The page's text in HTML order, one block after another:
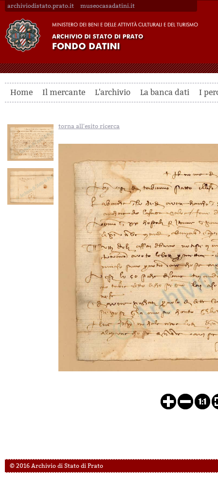
archiviodistato.prato.it museocasadatini.it
Home Il mercante L'archivio La banca dati I
torna all'esito ricerca
© 2016 Archivio di Stato di Prato